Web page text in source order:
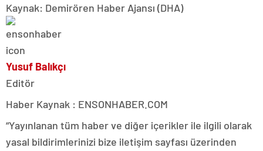
Kaynak: Demirören Haber Ajansı (DHA)
Yusuf Balıkçı
Editör
Haber Kaynak : ENSONHABER.COM
“Yayınlanan tüm haber ve diğer içerikler ile ilgili olarak
yasal bildirimlerinizi bize iletişim sayfası üzerinden